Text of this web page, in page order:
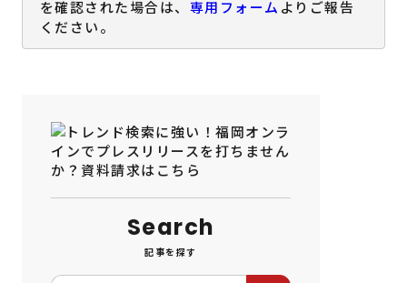
を確認された場合は、 専用フォーム よりご報告
ください。
Search
記事を探す